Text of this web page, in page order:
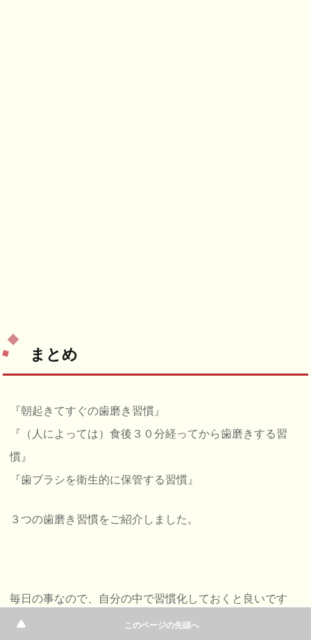
まとめ
『朝起きてすぐの歯磨き習慣』
『（人によっては）食後３０分経ってから歯磨きする習
慣』
『歯ブラシを衛生的に保管する習慣』
３つの歯磨き習慣をご紹介しました。
毎日の事なので、自分の中で習慣化しておくと良いです
ね。
このページの先頭へ